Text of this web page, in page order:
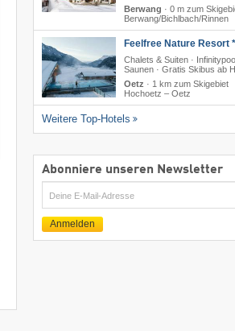
Berwang · 0 m zum
Berwang/​Bichlbach/​Rinnen
Feelfree Nature Resort
Chalets & Suiten ·
Saunen · Gratis Skibus ab
Oetz · 1 km zum Skigebiet
Hochoetz – Oetz
Weitere Top-Hotels
Abonniere unseren Newsletter
E-
Mail
Anmelden